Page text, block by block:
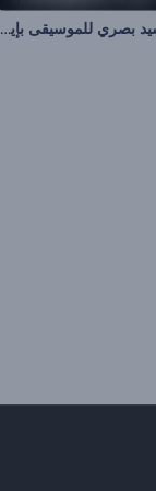
تجسيد بصري للموسيقى بإيقاعات السيارة